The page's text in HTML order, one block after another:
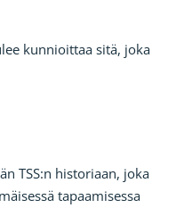
kunnioittaa sitä, joka
TSS:n historiaan, joka
tapaamisessa